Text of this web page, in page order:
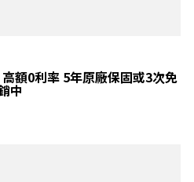
額0利率 5年原廠保固或3次免
中